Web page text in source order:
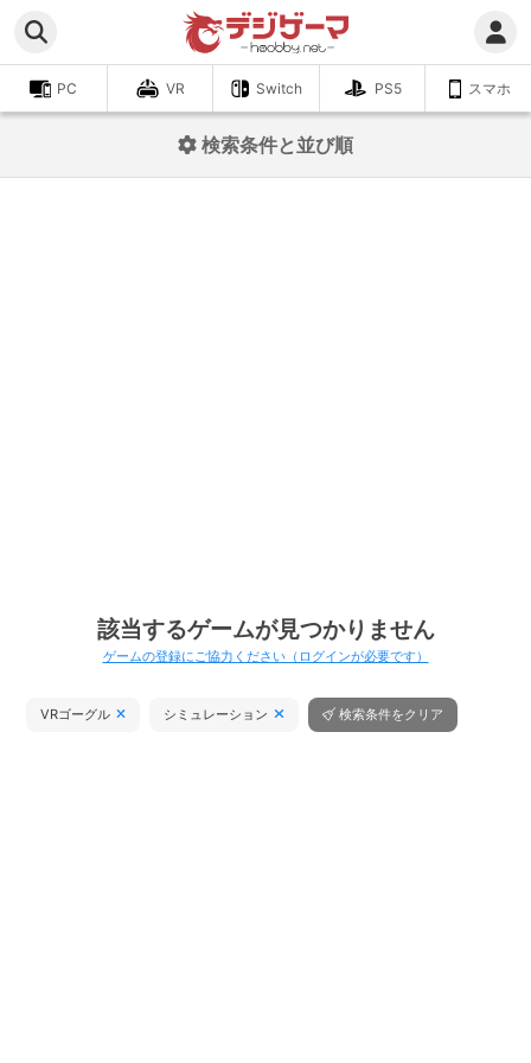
PC VR Switch PS5 スマホ
該当するゲームが見つかりません
ゲームの登録にご協力ください（ログインが必要です）
VRゴーグル シミュレーション 検索条件をクリア
検索条件と並び順